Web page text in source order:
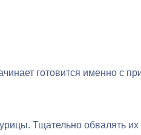
готовится именно с
Тщательно обвалять